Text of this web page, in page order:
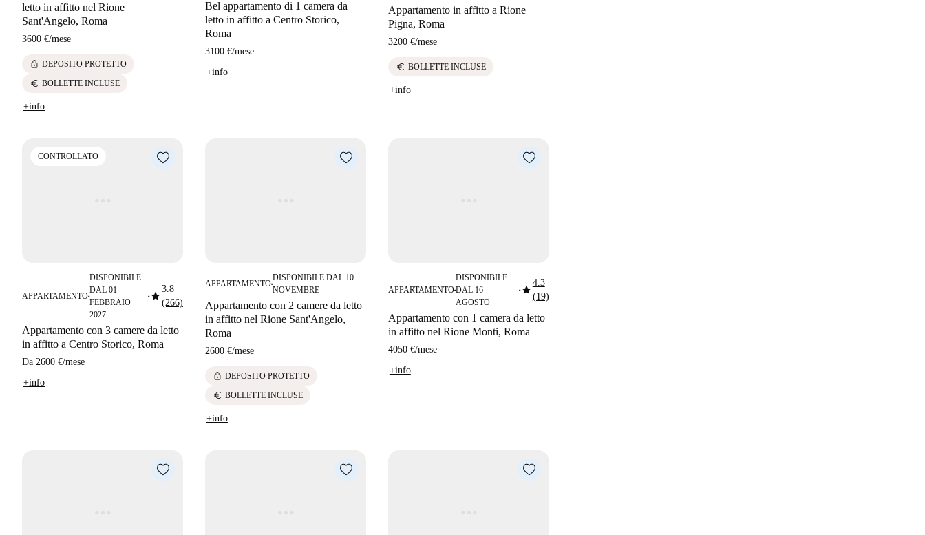
letto in affitto nel Rione
Sant'Angelo, Roma
3600 €/mese
lock DEPOSITO PROTETTO
euro BOLLETTE INCLUSE
+info
Bel appartamento di 1 camera da
letto in affitto a Centro Storico,
Roma
3100 €/mese
+info
Appartamento in affitto a Rione
Pigna, Roma
3200 €/mese
euro BOLLETTE INCLUSE
+info
CONTROLLATO
APPARTAMENTO■
DISPONIBILE
DAL 01
FEBBRAIO
2027
■star3.8
(266)
Appartamento con 3 camere da letto
in affitto a Centro Storico, Roma
Da 2600 €/mese
+info
APPARTAMENTO■
DISPONIBILE DAL 10
NOVEMBRE
Appartamento con 2 camere da letto
in affitto nel Rione Sant'Angelo,
Roma
2600 €/mese
lock DEPOSITO PROTETTO
euro BOLLETTE INCLUSE
+info
APPARTAMENTO■
DISPONIBILE
DAL 16
AGOSTO
■star4.3
(19)
Appartamento con 1 camera da letto
in affitto nel Rione Monti, Roma
4050 €/mese
+info